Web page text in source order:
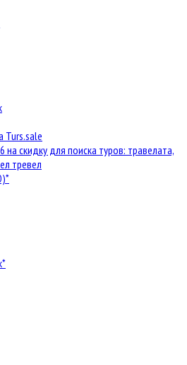
Turs.sale
скидку для поиска туров: травелата,
тревел